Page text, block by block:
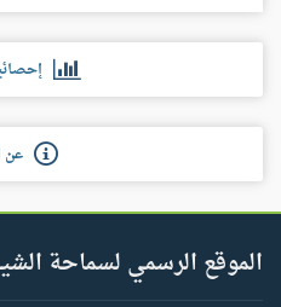
عن
الموقع الرسمي لسماحة